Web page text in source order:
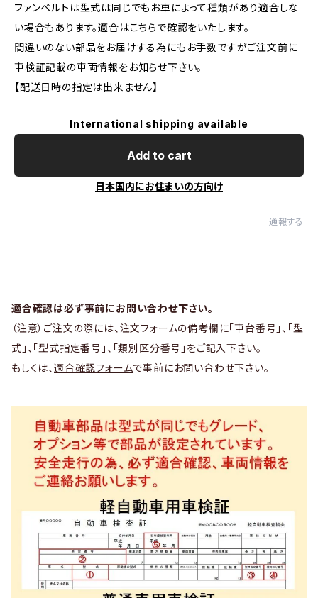
ファンベルトは型式は同じでもお車によって種類があり適合しな
い場合もあります。適合はこちらで確認をいたします。
間違いのない部品をお届けする為にもお手数ですがご注文前に
車検証記載の車両情報をお知らせ下さい。
【配送日時の指定は出来ません】
International shipping available
Add to cart
日本国内にお住まいの方向け
通報する
適合確認は必ず事前にお問い合わせ下さい。
（注意）ご注文の際には、注文フォームの備考欄に「車台番号」、「型
式」、「型式指定番号」、「類別区分番号」をご記入下さい。
もしくは、 適合確認フォームで事前にお問い合わせ下さい。